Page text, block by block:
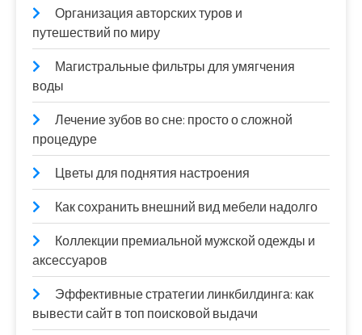
Организация авторских туров и
путешествий по миру
Магистральные фильтры для умягчения
воды
Лечение зубов во сне: просто о сложной
процедуре
Цветы для поднятия настроения
Как сохранить внешний вид мебели надолго
Коллекции премиальной мужской одежды и
аксессуаров
Эффективные стратегии линкбилдинга: как
вывести сайт в топ поисковой выдачи